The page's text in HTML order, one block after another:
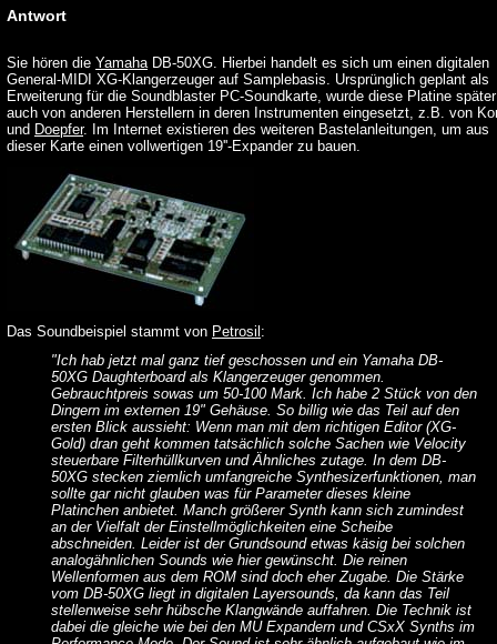
Antwort
Sie hören die YamahaDB-50XG. Hierbei handelt es sich um einen digitalen
General-MIDI XG-Klangerzeuger auf Samplebasis. Ursprünglich geplant als
Erweiterung für die Soundblaster PC-Soundkarte, wurde diese Platine später
auch von anderen Herstellern in deren Instrumenten eingesetzt, z.B. von
und Doepfer. Im Internet existieren des weiteren Bastelanleitungen, um aus
dieser Karte einen vollwertigen 19''-Expander zu bauen.
Das Soundbeispiel stammt von Petrosil :
"Ich hab jetzt mal ganz tief geschossen und ein Yamaha DB-
50XG Daughterboard als Klangerzeuger genommen.
Gebrauchtpreis sowas um 50-100 Mark. Ich habe 2 Stück von den
Dingern im externen 19" Gehäuse. So billig wie das Teil auf den
ersten Blick aussieht: Wenn man mit dem richtigen Editor (XG-
Gold) dran geht kommen tatsächlich solche Sachen wie Velocity
steuerbare Filterhüllkurven und Ähnliches zutage. In dem DB-
50XG stecken ziemlich umfangreiche Synthesizerfunktionen, man
sollte gar nicht glauben was für Parameter dieses kleine
Platinchen anbietet. Manch größerer Synth kann sich zumindest
an der Vielfalt der Einstellmöglichkeiten eine Scheibe
abschneiden. Leider ist der Grundsound etwas käsig bei solchen
analogähnlichen Sounds wie hier gewünscht. Die reinen
Wellenformen aus dem ROM sind doch eher Zugabe. Die Stärke
vom DB-50XG liegt in digitalen Layersounds, da kann das Teil
stellenweise sehr hübsche Klangwände auffahren. Die Technik ist
dabei die gleiche wie bei den MU Expandern und CSxX Synths im